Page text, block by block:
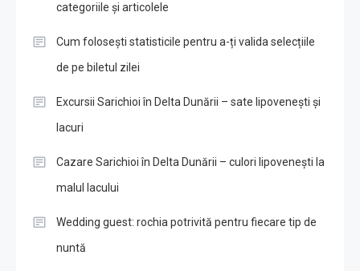
categoriile și articolele
Cum folosești statisticile pentru a-ți valida selecțiile
de pe biletul zilei
Excursii Sarichioi în Delta Dunării – sate lipovenești și
lacuri
Cazare Sarichioi în Delta Dunării – culori lipovenești la
malul lacului
Wedding guest: rochia potrivită pentru fiecare tip de
nuntă